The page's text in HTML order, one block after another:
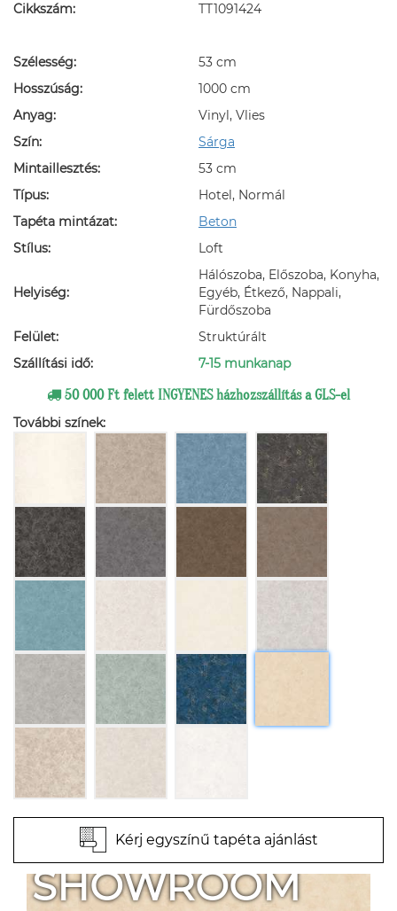
Cikkszám: TT1091424
Szélesség:
53 cm
Hosszúság:
1000 cm
Anyag:
Vinyl, Vlies
Szín:
Sárga
Mintaillesztés:
53 cm
Típus:
Hotel, Normál
Tapéta mintázat:
Beton
Stílus:
Loft
Helyiség:
Hálószoba, Előszoba, Konyha,
Egyéb, Étkező, Nappali,
Fürdőszoba
Felület:
Struktúrált
Szállítási idő:
7-15 munkanap
50 000 Ft felett INGYENES házhozszállítás a GLS-el
További színek:
Kérj egyszínű tapéta ajánlást
SHOWROOM